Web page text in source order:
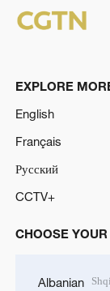
EXPLORE
English
Français
Русский
CCTV+
CHOOSE
Albanian